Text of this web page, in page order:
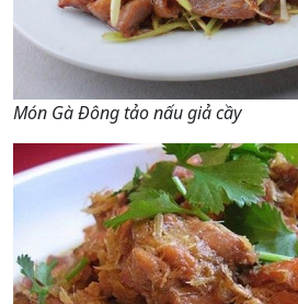
Món Gà Đông tảo nấu giả cầy